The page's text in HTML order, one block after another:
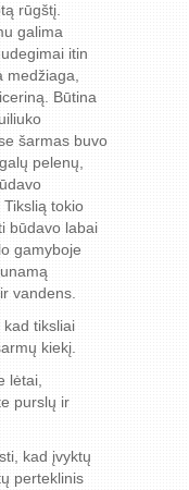
rūgštį.
galima
itin
Būtina
šarmas buvo
pelenų,
tokio
būdavo labai
gamyboje
vandens.
kad tiksliai
kiekį.
lėtai,
purslų ir
kad įvyktų
perteklinis